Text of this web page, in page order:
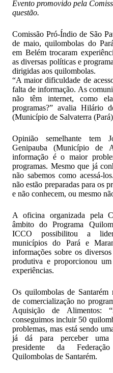
Evento promovido pela
questão.
Comissão Pró-Índio de São
de maio, quilombolas do
em Belém trocaram
as diversas políticas e
dirigidas aos quilombolas.
“A maior dificuldade de
falta de informação. As
não têm internet, como
programas?” avalia Hilário
(Município de Salvaterra
Opinião semelhante tem
Genipauba (Município de
informação é o maior
programas. Mesmo que já
não sabemos como acessá-
não estão preparadas para os
e não conhecem, ou mesmo
A oficina organizada pela
âmbito do Programa
ICCO possibilitou a
municípios do Pará e
informações sobre os
produtiva e proporcionou
experiências.
Os quilombolas de Santarém
de comercialização no
Aquisição de Alimentos:
conseguimos incluir 50
problemas, mas está sendo
já dá para perceber uma
presidente da
Quilombolas de Santarém.